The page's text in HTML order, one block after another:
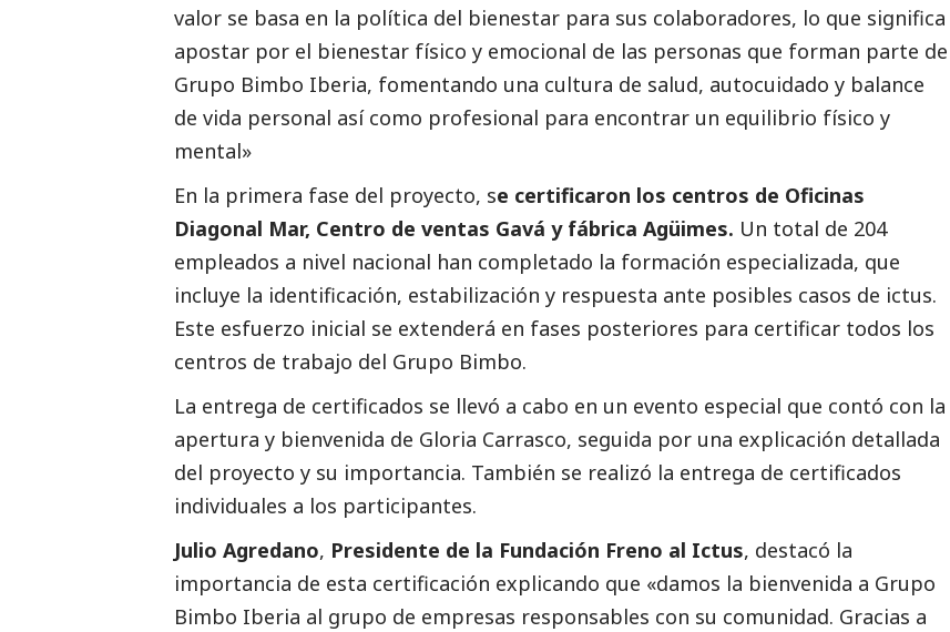
valor se basa en la política del bienestar para sus colaboradores, lo que significa
apostar por el bienestar físico y emocional de las personas que forman parte de
Grupo Bimbo Iberia, fomentando una cultura de salud, autocuidado y balance
de vida personal así como profesional para encontrar un equilibrio físico y
mental»
En la primera fase del proyecto, se certificaron los centros de Oficinas
Diagonal Mar, Centro de ventas Gavá y fábrica Agüimes. Un total de 204
empleados a nivel nacional han completado la formación especializada, que
incluye la identificación, estabilización y respuesta ante posibles casos de ictus.
Este esfuerzo inicial se extenderá en fases posteriores para certificar todos los
centros de trabajo del Grupo Bimbo.
La entrega de certificados se llevó a cabo en un evento especial que contó con la
apertura y bienvenida de Gloria Carrasco, seguida por una explicación detallada
del proyecto y su importancia. También se realizó la entrega de certificados
individuales a los participantes.
Julio Agredano, Presidente de la Fundación Freno al Ictus, destacó la
importancia de esta certificación explicando que «damos la bienvenida a Grupo
Bimbo Iberia al grupo de empresas responsables con su comunidad. Gracias a